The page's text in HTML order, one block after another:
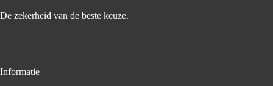
De zekerheid van de beste keuze.
Informatie